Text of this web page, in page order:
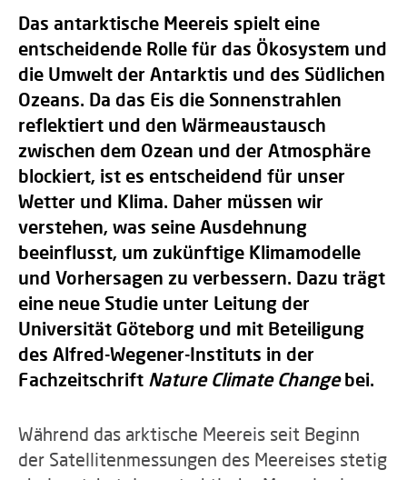
Das antarktische Meereis spielt eine
entscheidende Rolle für das Ökosystem und
die Umwelt der Antarktis und des Südlichen
Ozeans. Da das Eis die Sonnenstrahlen
reflektiert und den Wärmeaustausch
zwischen dem Ozean und der Atmosphäre
blockiert, ist es entscheidend für unser
Wetter und Klima. Daher müssen wir
verstehen, was seine Ausdehnung
beeinflusst, um zukünftige Klimamodelle
und Vorhersagen zu verbessern. Dazu trägt
eine neue Studie unter Leitung der
Universität Göteborg und mit Beteiligung
des Alfred-Wegener-Instituts in der
Fachzeitschrift Nature Climate Changebei.
Während das arktische Meereis seit Beginn
der Satellitenmessungen des Meereises stetig